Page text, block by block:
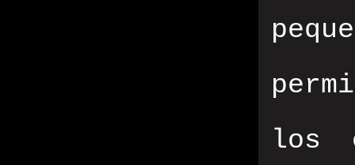
los